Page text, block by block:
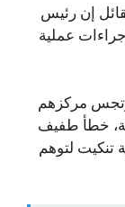
إن رئيس
عملية
مركزهم
خطأ طفيف
لتوهم